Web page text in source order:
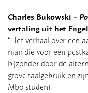
Charles Bukowski –
vertaling uit het
“Het verhaal over een
man die voor een
bijzonder door de
grove taalgebruik en
Mbo student